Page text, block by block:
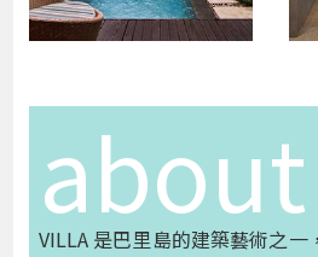
about
VILLA 是巴里島的建築藝術之